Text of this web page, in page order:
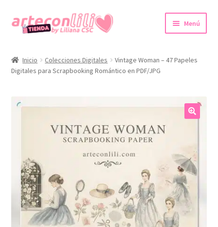
Ir
a
navegación
Ir
al
Menú
Colecciones Digitales
Agendas imprimibles
menú
hijo
Cuenta
Inicio Colecciones Digitales
Vintage Woman – 47 Papeles
Digitales para Scrapbooking Romántico en PDF/JPG